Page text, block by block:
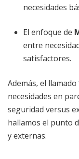
necesidades
El enfoque de
entre
satisfactores.
Además, el
necesidades en
seguridad versus
hallamos el punto
y externas.